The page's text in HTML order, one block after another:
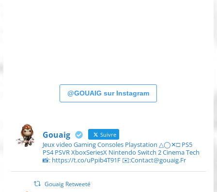
@GOUAIG sur Instagram
Gouaig Suivre
Jeux video Gaming Consoles Playstation △◯✕□ PS5
PS4 PSVR XboxSeriesX Nintendo Switch 2 Cinema Tech
📸: https://t.co/uPpib4T91F ✉️:Contact@gouaig.Fr
Gouaig Retweeté